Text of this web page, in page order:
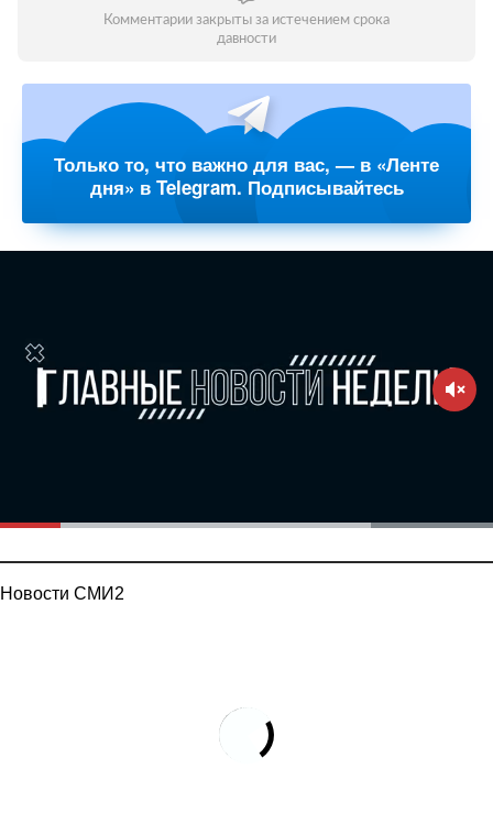
Комментарии закрыты за истечением срока
давности
Только то, что важно для вас, — в «Ленте
дня» в Telegram. Подписывайтесь
Новости СМИ2